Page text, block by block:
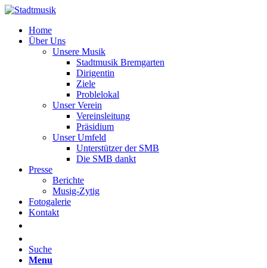
Home
Über Uns
Unsere Musik
Stadtmusik Bremgarten
Dirigentin
Ziele
Problelokal
Unser Verein
Vereinsleitung
Präsidium
Unser Umfeld
Unterstützer der SMB
Die SMB dankt
Presse
Berichte
Musig-Zytig
Fotogalerie
Kontakt
Suche
Menu